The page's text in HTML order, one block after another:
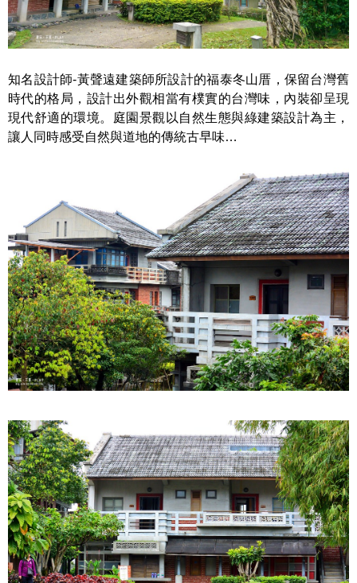
知名設計師-黃聲遠建築師所設計的福泰冬山厝，保留台灣舊
時代的格局，設計出外觀相當有樸實的台灣味，內裝卻呈現
現代舒適的環境。庭園景觀以自然生態與綠建築設計為主，
讓人同時感受自然與道地的傳統古早味…